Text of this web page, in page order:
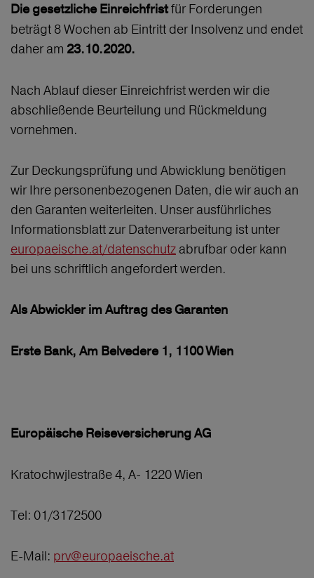
Die gesetzliche Einreichfristfür Forderungen
beträgt 8 Wochen ab Eintritt der Insolvenz und endet
daher am 23.10.2020.
Nach Ablauf dieser Einreichfrist werden wir die
abschließende Beurteilung und Rückmeldung
vornehmen.
Zur Deckungsprüfung und Abwicklung benötigen
wir Ihre personenbezogenen Daten, die wir auch an
den Garanten weiterleiten. Unser ausführliches
Informationsblatt zur Datenverarbeitung ist unter
europaeische.at/datenschutz abrufbar oder kann
bei uns schriftlich angefordert werden.
Als Abwickler im Auftrag des Garanten
Erste Bank, Am Belvedere 1, 1100 Wien
Europäische Reiseversicherung AG
Kratochwjlestraße 4, A- 1220 Wien
Tel: 01/3172500
E-Mail: prv@europaeische.at